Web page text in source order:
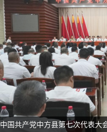
中国共产党中方县第七次代表大